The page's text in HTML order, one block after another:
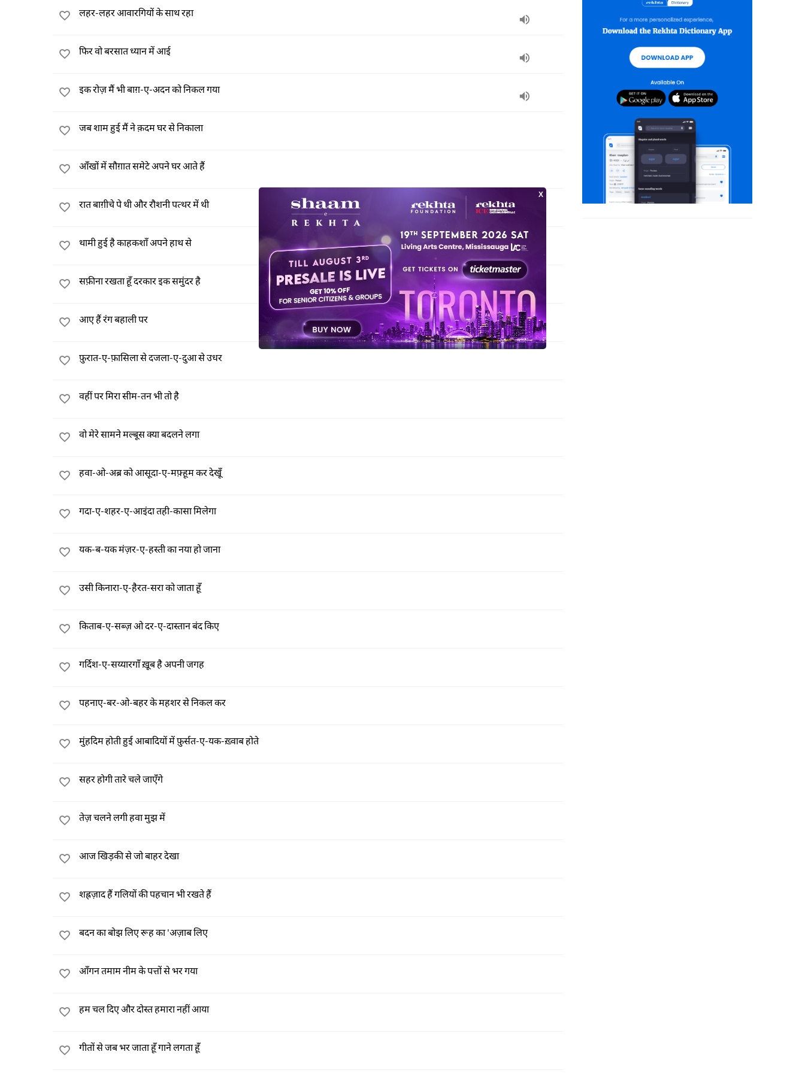
लहर-लहर आवारगियों के साथ रहा
फिर वो बरसात ध्यान में आई
इक रोज़ मैं भी बाग़-ए-अदन को निकल गया
जब शाम हुई मैं ने क़दम घर से निकाला
आँखों में सौग़ात समेटे अपने घर आते हैं
रात बाग़ीचे पे थी और रौशनी पत्थर में थी
थामी हुई है काहकशाँ अपने हाथ से
सफ़ीना रखता हूँ दरकार इक समुंदर है
आए हैं रंग बहाली पर
फ़ुरात-ए-फ़ासिला से दजला-ए-दुआ से उधर
वहीं पर मिरा सीम-तन भी तो है
वो मेरे सामने मल्बूस क्या बदलने लगा
हवा-ओ-अब्र को आसूदा-ए-मफ़्हूम कर देखूँ
गदा-ए-शहर-ए-आइंदा तही-कासा मिलेगा
यक-ब-यक मंज़र-ए-हस्ती का नया हो जाना
उसी किनारा-ए-हैरत-सरा को जाता हूँ
किताब-ए-सब्ज़ ओ दर-ए-दास्तान बंद किए
गर्दिश-ए-सय्यारगाँ ख़ूब है अपनी जगह
पहनाए-बर-ओ-बहर के महशर से निकल कर
मुंहदिम होती हुई आबादियों में फ़ुर्सत-ए-यक-ख़्वाब होते
सहर होगी तारे चले जाएँगे
तेज़ चलने लगी हवा मुझ में
आज खिड़की से जो बाहर देखा
शह्रज़ाद हैं गलियों की पहचान भी रखते हैं
बदन का बोझ लिए रूह का 'अज़ाब लिए
आँगन तमाम नीम के पत्तों से भर गया
हम चल दिए और दोस्त हमारा नहीं आया
गीतों से जब भर जाता हूँ गाने लगता हूँ